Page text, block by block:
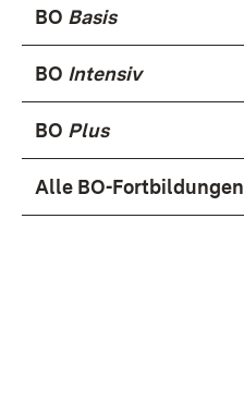
BO Basis
BO Intensiv
BO Plus
Alle BO-Fortbildungen